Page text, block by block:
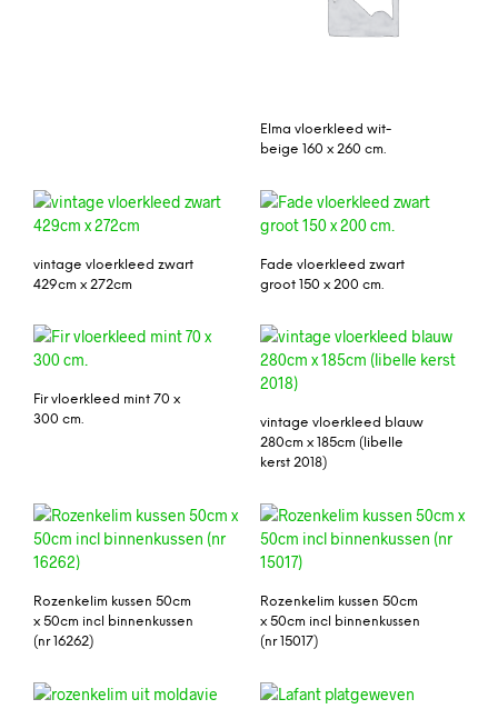
Elma vloerkleed wit-
beige 160 x 260 cm.
vintage vloerkleed zwart
429cm x 272cm
Fade vloerkleed zwart
groot 150 x 200 cm.
Fir vloerkleed mint 70 x
300 cm.
vintage vloerkleed blauw
280cm x 185cm (libelle
kerst 2018)
Rozenkelim kussen 50cm
x 50cm incl binnenkussen
(nr 16262)
Rozenkelim kussen 50cm
x 50cm incl binnenkussen
(nr 15017)